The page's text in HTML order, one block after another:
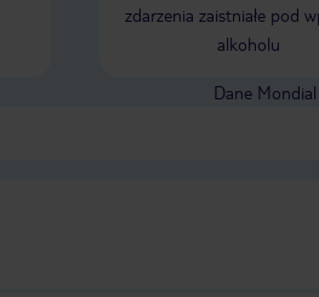
zdarzenia zaistniałe pod
alkoholu
Dane